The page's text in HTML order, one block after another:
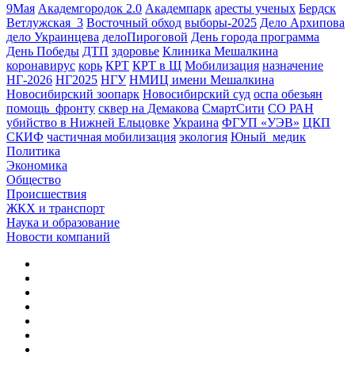
9Мая Академгородок 2.0 Академпарк аресты ученых Бердск
Ветлужская_3 Восточный обход выборы-2025 Дело Архипова
дело Украинцева делоПироговой День города программа
День Победы ДТП здоровье Клиника Мешалкина
коронавирус корь КРТ КРТ в Щ Мобилизация назначение
НГ-2026 НГ2025 НГУ НМИЦ имени Мешалкина
Новосибирский зоопарк Новосибирский суд оспа обезьян
помощь_фронту сквер на Демакова СмартСити СО РАН
убийство в Нижней Ельцовке Украина ФГУП «УЭВ» ЦКП
СКИФ частичная мобилизация экология Юный_медик
Политика
Экономика
Общество
Происшествия
ЖКХ и транспорт
Наука и образование
Новости компаний